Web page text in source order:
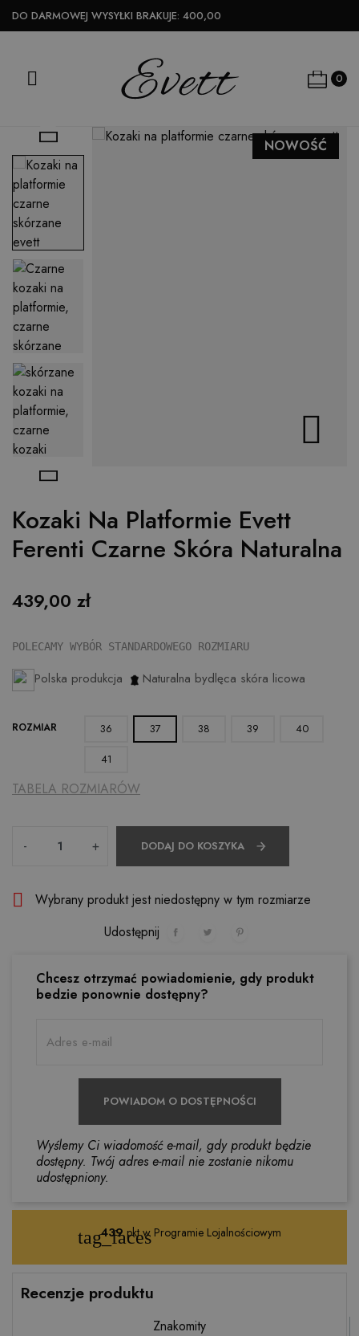
DO DARMOWEJ WYSYŁKI BRAKUJE: 400,00
 0
NOWOŚĆ



Kozaki Na Platformie Evett
Ferenti Czarne Skóra Naturalna
439,00 zł
POLECAMY WYBÓR STANDARDOWEGO ROZMIARU
Polska produkcja Naturalna bydlęca skóra licowa
ROZMIAR 36 37 38 39
40
41
TABELA ROZMIARÓW
- + DODAJ DO KOSZYKA

Wybrany produkt jest niedostępny w tym rozmiarze
Udostępnij
Chcesz otrzymać powiadomienie, gdy produkt
bedzie ponownie dostępny?
POWIADOM O DOSTĘPNOŚCI
Wyślemy Ci wiadomość e-mail, gdy produkt będzie
dostępny. Twój adres e-mail nie zostanie nikomu
udostępniony.
tag_faces
439pkt w Programie Lojalnościowym
Recenzje produktu
Znakomity